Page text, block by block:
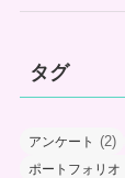
タグ
アンケート (2)
ポートフォリオ